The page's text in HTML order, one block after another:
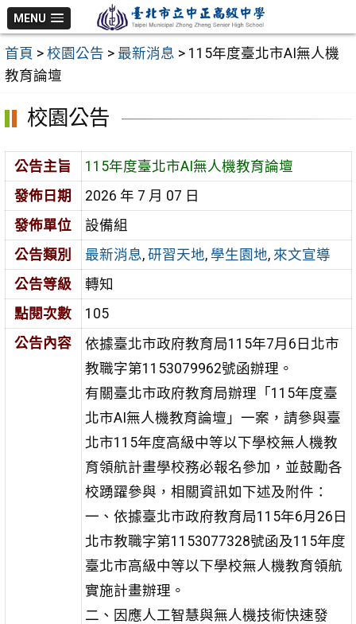
跳
至
主
要
MENU
首頁 > 校園公告 > 最新消息 > 115年度臺北市AI無人機
教育論壇
校園公告
公告主旨
115年度臺北市AI無人機教育論壇
發佈日期
2026 年 7 月 07 日
發佈單位
設備組
公告類別
最新消息, 研習天地, 學生園地, 來文宣導
公告等級
轉知
點閱次數
105
公告內容
依據臺北市政府教育局115年7月6日北市
教職字第1153079962號函辦理。
有關臺北市政府教育局辦理「115年度臺
北市AI無人機教育論壇」一案，請參與臺
北市115年度高級中等以下學校無人機教
育領航計畫學校務必報名參加，並鼓勵各
校踴躍參與，相關資訊如下述及附件：
一、依據臺北市政府教育局115年6月26日
北市教職字第1153077328號函及115年度
臺北市高級中等以下學校無人機教育領航
實施計畫辦理。
二、因應人工智慧與無人機技術快速發